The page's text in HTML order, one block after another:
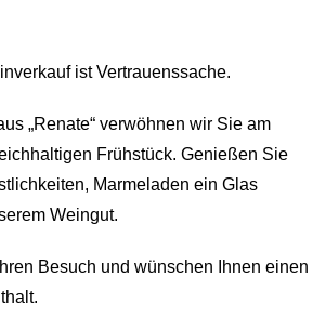
ist Vertrauenssache.
„Renate“ verwöhnen wir Sie am
Frühstück. Genießen Sie
Marmeladen ein Glas
Weingut.
Besuch und wünschen Ihnen einen